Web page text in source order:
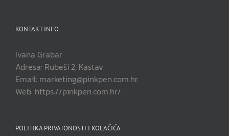
KONTAKT INFO
Ivana Grabar
Adresa: Rubeši 2, Kastav
Email: marketing@pinkpen.com.hr
Web: https://pinkpen.com.hr/
POLITIKA PRIVATONOSTI I KOLAČIĆA